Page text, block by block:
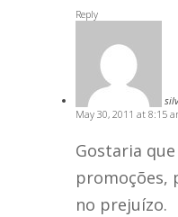
Reply
May 30, 2011 at 8:15
Gostaria
promoções,
no prejuízo.